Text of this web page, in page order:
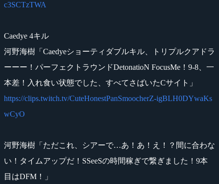
c3SCTzTWA
Caedye 4キル
河野海樹「Caedyeショーティダブルキル、トリプルクアドラ
ーーー！パーフェクトラウンドDetonatioN FocusMe！9-8、一
本差！入れ食い状態でした、すべてさばいたCサイト」
https://clips.twitch.tv/CuteHonestPanSmoocherZ-igBLH0DYwaKs
wCyO
河野海樹「ただこれ、シアーで…あ！あ！え！？間に合わな
い！タイムアップだ！SSeeSの時間稼ぎで繋ぎました！9本
目はDFM！」